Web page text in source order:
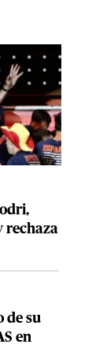
rechaza
de su
en